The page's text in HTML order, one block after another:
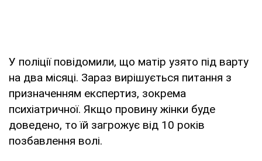
У поліції повідомили, що матір узято під варту
на два місяці. Зараз вирішується питання з
призначенням експертиз, зокрема
психіатричної. Якщо провину жінки буде
доведено, то їй загрожує від 10 років
позбавлення волі.